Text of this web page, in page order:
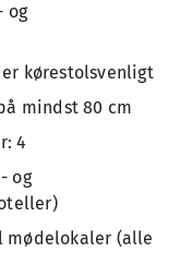
og
kørestolsvenligt
mindst 80 cm
4
og
(alle